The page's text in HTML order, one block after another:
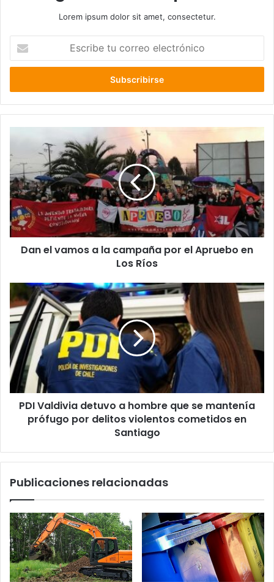
Lorem ipsum dolor sit amet, consectetur.
correo
vamos
a
la
campaña
por
el
Apruebo
Dan el vamos a la campaña por el Apruebo en
Los Ríos
PDI
Valdivia
detuvo
a
hombre
que
se
mantenía
prófugo
por
delitos
en
PDI Valdivia detuvo a hombre que se mantenía
prófugo por delitos violentos cometidos en
Santiago
Publicaciones relacionadas